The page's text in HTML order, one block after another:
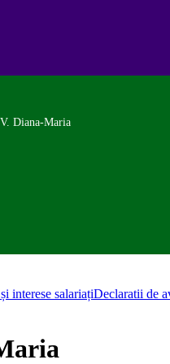
Diana-Maria
interese salariațiDeclaratii de